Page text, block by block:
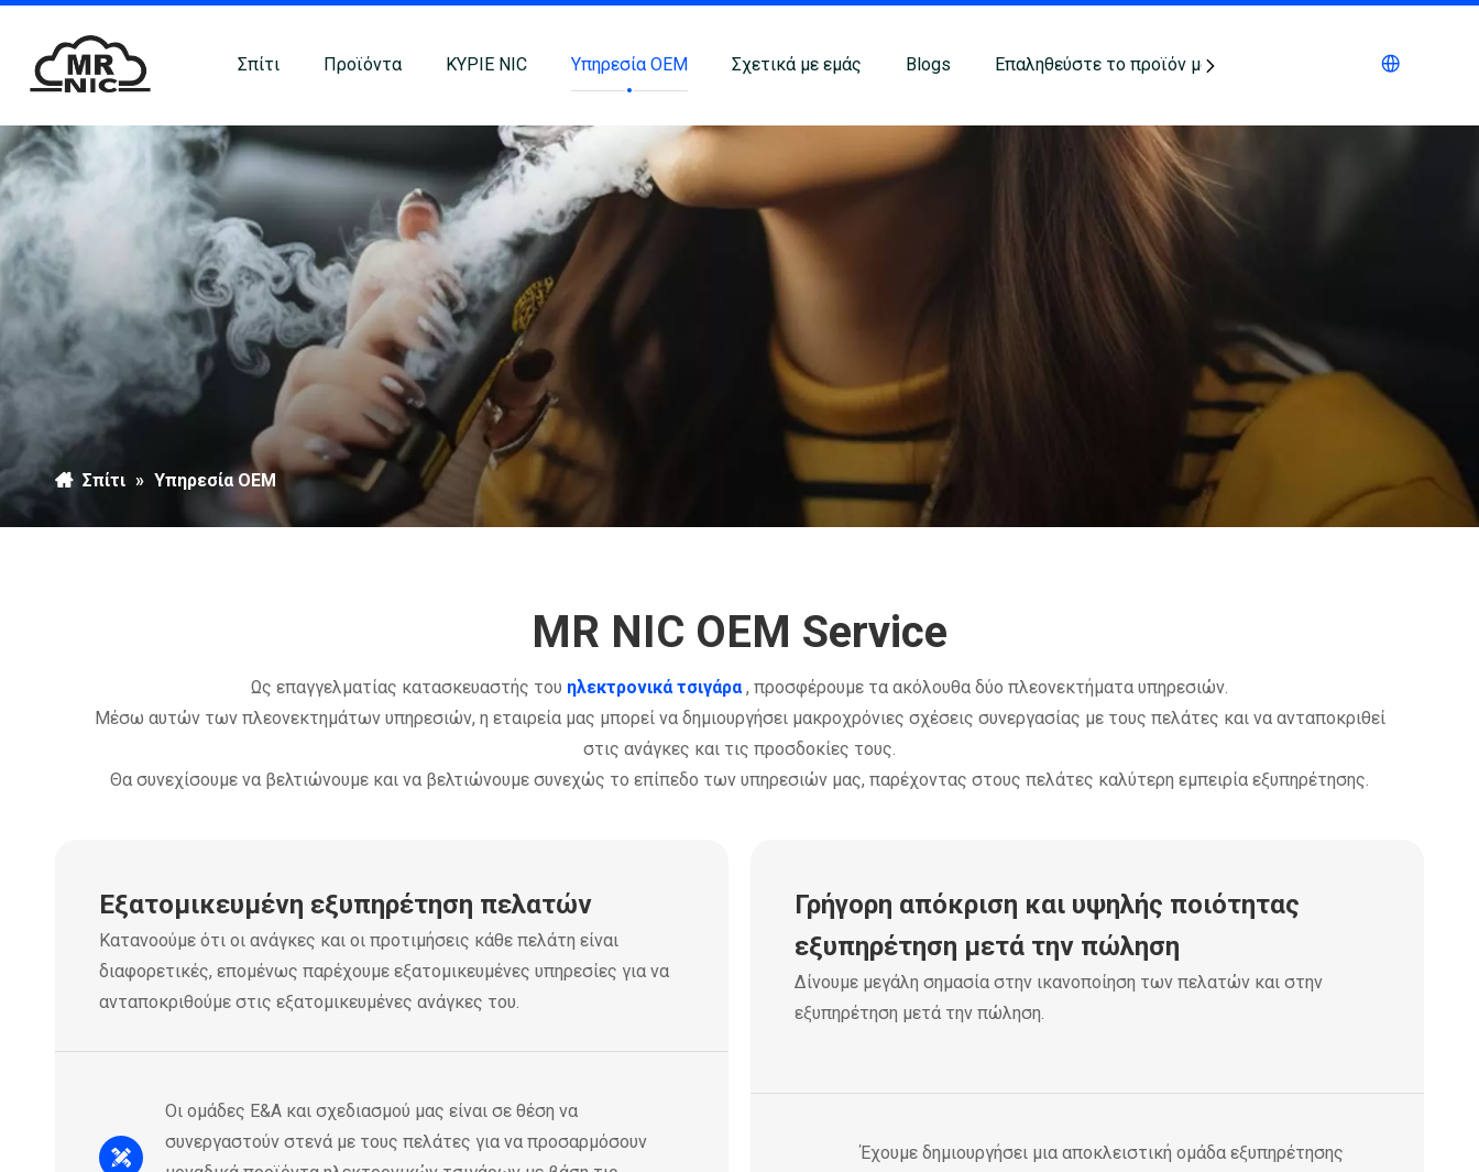
Σπίτι Προϊόντα ΚΥΡΙΕ NIC Υπηρεσία OEM Σχετικά με εμάς Blogs Επαληθεύστε το προϊόν μας Επικοινωνήστε μαζί μας
Σπίτι » Υπηρεσία OEM
MR NIC OEM Service
Ως επαγγελματίας κατασκευαστής του ηλεκτρονικά τσιγάρα, προσφέρουμε τα ακόλουθα δύο πλεονεκτήματα υπηρεσιών.
Μέσω αυτών των πλεονεκτημάτων υπηρεσιών, η εταιρεία μας μπορεί να δημιουργήσει μακροχρόνιες σχέσεις συνεργασίας με τους πελάτες και να ανταποκριθεί
στις ανάγκες και τις προσδοκίες τους.
Θα συνεχίσουμε να βελτιώνουμε και να βελτιώνουμε συνεχώς το επίπεδο των υπηρεσιών μας, παρέχοντας στους πελάτες καλύτερη εμπειρία εξυπηρέτησης.
Εξατομικευμένη εξυπηρέτηση πελατών
Κατανοούμε ότι οι ανάγκες και οι προτιμήσεις κάθε πελάτη είναι
διαφορετικές, επομένως παρέχουμε εξατομικευμένες υπηρεσίες για να
ανταποκριθούμε στις εξατομικευμένες ανάγκες του.
Οι ομάδες Ε&Α και σχεδιασμού μας είναι σε θέση να
συνεργαστούν στενά με τους πελάτες για να προσαρμόσουν
Γρήγορη απόκριση και υψηλής ποιότητας
εξυπηρέτηση μετά την πώληση
Δίνουμε μεγάλη σημασία στην ικανοποίηση των πελατών και στην
εξυπηρέτηση μετά την πώληση.
Έχουμε δημιουργήσει μια αποκλειστική ομάδα εξυπηρέτησης